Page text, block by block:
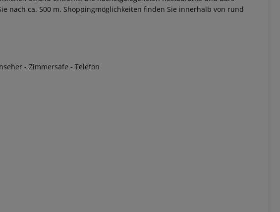
nach ca. 500 m. Shoppingmöglichkeiten finden Sie innerhalb von rund
- Zimmersafe - Telefon